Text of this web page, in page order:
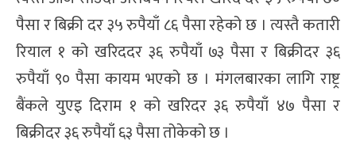
पैसा र बिक्री दर ३५ रुपैयाँ ८६ पैसा रहेको छ । त्यस्तै कतारी
रियाल १ को खरिददर ३६ रुपैयाँ ७३ पैसा र बिक्रीदर ३६
रुपैयाँ ९० पैसा कायम भएको छ । मंगलबारका लागि राष्ट्र
बैंकले युएइ दिराम १ को खरिदर ३६ रुपैयाँ ४७ पैसा र
बिक्रीदर ३६ रुपैयाँ ६३ पैसा तोकेको छ ।